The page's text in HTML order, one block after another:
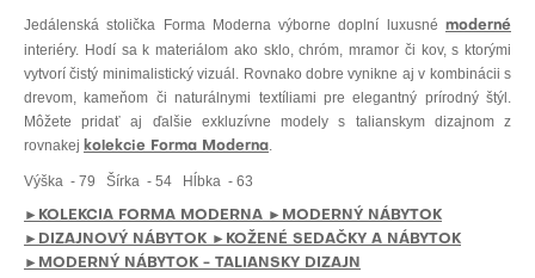
Jedálenská stolička Forma Moderna výborne doplní luxusné moderné
interiéry. Hodí sa k materiálom ako sklo, chróm, mramor či kov, s ktorými
vytvorí čistý minimalistický vizuál. Rovnako dobre vynikne aj v kombinácii s
drevom, kameňom či naturálnymi textíliami pre elegantný prírodný štýl.
Môžete pridať aj ďalšie exkluzívne modely s talianskym dizajnom z
rovnakej kolekcie Forma Moderna.
Výška - 79 Šírka - 54 Hĺbka - 63
►KOLEKCIA FORMA MODERNA ►MODERNÝ NÁBYTOK
►DIZAJNOVÝ NÁBYTOK ►KOŽENÉ SEDAČKY A NÁBYTOK
►MODERNÝ NÁBYTOK - TALIANSKY DIZAJN